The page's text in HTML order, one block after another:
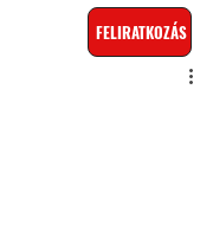
FELIRATKOZÁS